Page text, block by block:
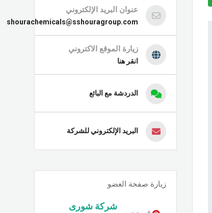
عنوان البريد الإلكتروني
shourachemicals@sshouragroup.com
زيارة الموقع الاكتروني
انقر هنا
الدردشة مع البائع
البريد الإلكتروني للشركة
زيارة صفحة العضو
شركة شورى